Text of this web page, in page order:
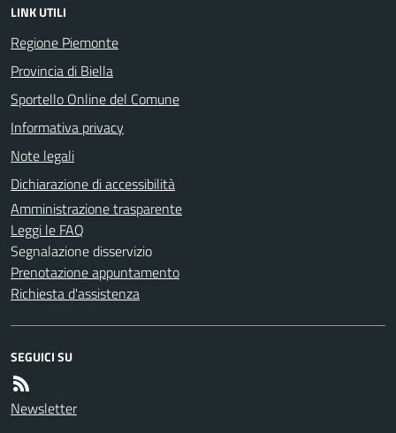
LINK UTILI
Regione Piemonte
Provincia di Biella
Sportello Online del Comune
Informativa privacy
Note legali
Dichiarazione di accessibilità
Amministrazione trasparente
Leggi le FAQ
Segnalazione disservizio
Prenotazione appuntamento
Richiesta d'assistenza
SEGUICI SU
Newsletter